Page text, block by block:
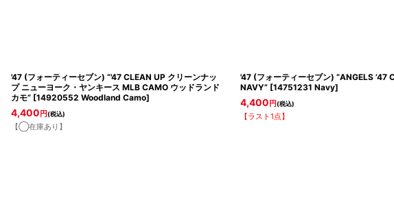
'47 (フォーティーセブン) “'47 CLEAN UP クリーンナッ
プ ニューヨーク・ヤンキース MLB CAMO ウッドランド
カモ” [14920552 Woodland Camo]
4,400 円(税込)
【◯在庫あり】
'47 (フォーティーセブン) “ANGELS ’47
NAVY” [14751231 Navy]
4,400 円(税込)
【ラスト1点】